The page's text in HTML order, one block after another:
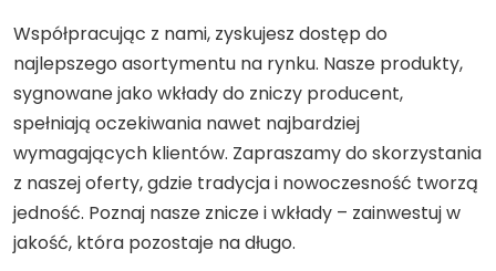
Współpracując z nami, zyskujesz dostęp do
najlepszego asortymentu na rynku. Nasze produkty,
sygnowane jako wkłady do zniczy producent,
spełniają oczekiwania nawet najbardziej
wymagających klientów. Zapraszamy do skorzystania
z naszej oferty, gdzie tradycja i nowoczesność tworzą
jedność. Poznaj nasze znicze i wkłady – zainwestuj w
jakość, która pozostaje na długo.